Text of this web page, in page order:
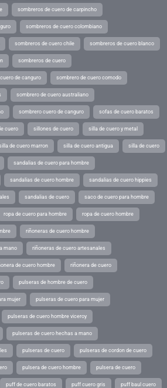
sombreros de cuero de carpincho
sombreros de cuero colombiano
sombreros de cuero chile sombreros de cuero blanco
sombreros de cuero
de canguro sombrero de cuero comodo
sombrero de cuero australiano
sombrero cuero de canguro sofas de cuero baratos
cuero sillones de cuero silla de cuero y metal
de cuero marron silla de cuero antigua silla de cuero
sandalias de cuero para hombre
sandalias de cuero hombre sandalias de cuero hippies
sandalias de cuero saco de cuero para hombre
ropa de cuero para hombre ropa de cuero hombre
riñoneras de cuero hombre
mano riñoneras de cuero artesanales
de cuero hombre riñonera de cuero
pulseras de hombre de cuero
mujer pulseras de cuero para mujer
pulseras de cuero hombre viceroy
pulseras de cuero hechas a mano
pulseras de cuero pulseras de cordon de cuero
pulsera de cuero hombre pulsera de cuero
puff de cuero baratos puff cuero gris puff baul cuero